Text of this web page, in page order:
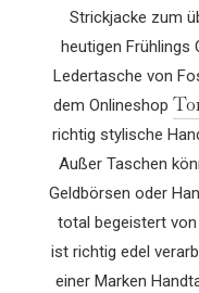
Strickjacke zum
heutigen Frühlings
Ledertasche von
dem Onlineshop
richtig stylische
Außer Taschen
Geldbörsen oder
total begeistert von
ist richtig edel
einer Marken